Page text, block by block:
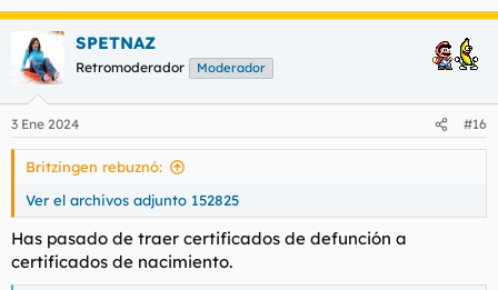
SPETNAZ
Retromoderador Moderador
3 Ene 2024 #16
Britzingen rebuznó:
Ver el archivos adjunto 152825
Has pasado de traer certificados de defunción a
certificados de nacimiento.